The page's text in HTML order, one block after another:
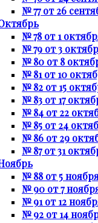
№ 77 от 26
№ 78 от 1
№ 79 от 3
№ 80 от 8
№ 81 от 10
№ 82 от 15
№ 83 от 17
№ 84 от 22
№ 85 от 24
№ 86 от 29
№ 87 от 31
№ 88 от 5
№ 90 от 7
№ 91 от 12
№ 92 от 14